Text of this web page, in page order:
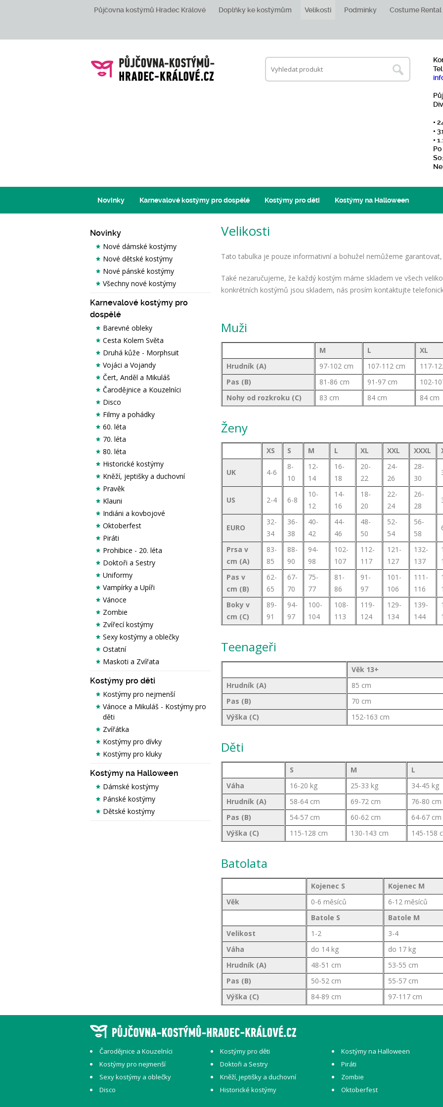
Půjčovna kostýmů Hradec Králové Doplňky ke kostýmům Velikosti Podmínky Costume
•
•
•
Novinky Karnevalové kostýmy pro dospělé Kostýmy pro děti Kostýmy na Halloween
Novinky
Nové dámské kostýmy
Nové dětské kostýmy
Nové pánské kostýmy
Všechny nové kostýmy
Karnevalové kostýmy pro
dospělé
Barevné obleky
Cesta Kolem Světa
Druhá kůže - Morphsuit
Vojáci a Vojandy
Čert, Anděl a Mikuláš
Čarodějnice a Kouzelníci
Disco
Filmy a pohádky
60. léta
70. léta
80. léta
Historické kostýmy
Kněží, jeptišky a duchovní
Pravěk
Klauni
Indiáni a kovbojové
Oktoberfest
Piráti
Prohibice - 20. léta
Doktoři a Sestry
Uniformy
Vampírky a Upíři
Vánoce
Zombie
Zvířecí kostýmy
Sexy kostýmy a oblečky
Ostatní
Maskoti a Zvířata
Kostýmy pro děti
Kostýmy pro nejmenší
Vánoce a Mikuláš - Kostýmy pro
děti
Zvířátka
Kostýmy pro dívky
Kostýmy pro kluky
Kostýmy na Halloween
Dámské kostýmy
Pánské kostýmy
Dětské kostýmy
Velikosti
Tato tabulka je pouze informativní a bohužel nemůžeme
Také nezaručujeme, že každý kostým máme skladem ve všech
konkrétních kostýmů jsou skladem, nás prosím kontaktujte
Muži
M L
XL
Hrudník (A)
97-102 cm 107-112 cm
117-
Pas (B)
81-86 cm 91-97 cm
102-
Nohy od rozkroku (C)
83 cm 84 cm 84 cm
Ženy
XS S M L XL XXL XXXL
UK 4-6
8-
10
12-
14
16-
18
20-
22
24-
26
28-
30
US 2-4 6-8
10-
12
14-
16
18-
20
22-
24
26-
28
EURO
32-
34
36-
38
40-
42
44-
46
48-
50
52-
54
56-
58
Prsa v
cm (A)
83-
85
88-
90
94-
98
102-
107
112-
117
121-
127
132-
137
Pas v
cm (B)
62-
65
67-
70
75-
77
81-
86
91-
97
101-
106
111-
116
Boky v
cm (C)
89-
91
94-
97
100-
104
108-
113
119-
124
129-
134
139-
144
Teenageři
Věk 13+
Hrudník (A)
85 cm
Pas (B)
70 cm
Výška (C)
152-163 cm
Děti
S M
L
Váha
16-20 kg 25-33 kg
34-45 kg
Hrudník (A)
58-64 cm 69-72 cm
76-80 cm
Pas (B)
54-57 cm 60-62 cm
64-67 cm
Výška (C)
115-128 cm 130-143 cm 145-158
Batolata
Kojenec S
Kojenec M
Věk
0-6 měsíců
6-12 měsíců
Batole S
Batole M
Velikost
1-2
3-4
Váha
do 14 kg
do 17 kg
Hrudník (A)
48-51 cm
53-55 cm
Pas (B)
50-52 cm
55-57 cm
Výška (C)
84-89 cm 97-117 cm
Čarodějnice a Kouzelníci Kostýmy pro děti
Kostýmy na Halloween
Kostýmy pro nejmenší
Doktoři a Sestry
Piráti
Sexy kostýmy a oblečky
Kněží, jeptišky a duchovní
Zombie
Disco
Historické kostýmy Oktoberfest